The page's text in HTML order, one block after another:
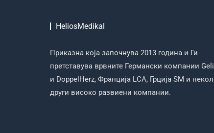
HeliosMedikal
Приказна која започнува 2013 година и Ги
претставува врвните Германски компании
и DoppelHerz, Франција LCA, Грција SM и
други високо развиени компании.